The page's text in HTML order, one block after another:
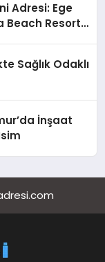
Adresi: Ege
Beach Resort
Sağlık Odaklı
İnşaat